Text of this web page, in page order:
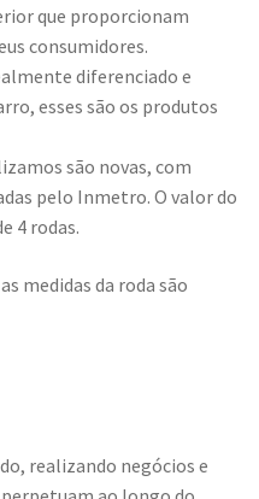
que proporcionam
consumidores.
diferenciado e
esses são os produtos
são novas, com
pelo Inmetro. O valor do
4 rodas.
medidas da roda são
realizando negócios e